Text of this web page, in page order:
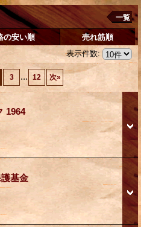
一覧
の安い順
売れ筋順
表示件数:
3 ... 12 次»
1964
基金